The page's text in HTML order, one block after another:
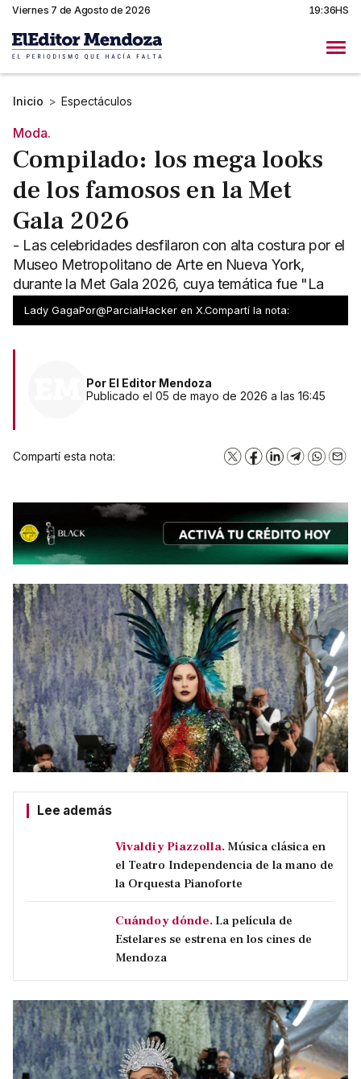
Viernes 7 de Agosto de 2026 19:36HS
Inicio > Espectáculos
Moda.
Compilado: los mega looks
de los famosos en la Met
Gala 2026
- Las celebridades desfilaron con alta costura por el
Museo Metropolitano de Arte en Nueva York,
durante la Met Gala 2026, cuya temática fue "La
moda es arte".
Lady GagaPor@ParcialHacker en X.Compartí la nota:
Por El Editor Mendoza
Publicado el 05 de mayo de 2026 a las 16:45
Compartí esta nota: X Facebook
LinkedInTelegram
Lee además
Vivaldi y Piazzolla. Música clásica en
el Teatro Independencia de la mano de
la Orquesta Pianoforte
Cuándo y dónde. La película de
Estelares se estrena en los cines de
Mendoza